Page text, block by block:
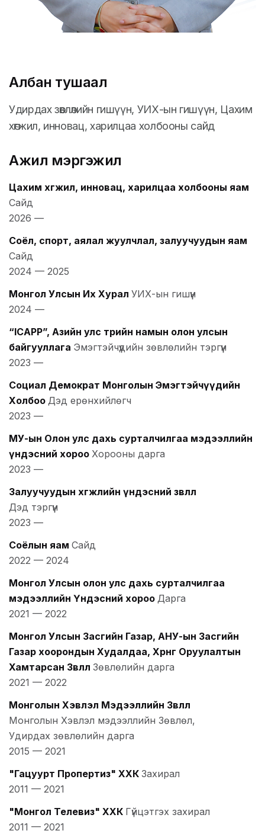
Албан тушаал
Удирдах зөвлөлийн гишүүн, УИХ-ын гишүүн, Цахим
хөгжил, инновац, харилцаа холбооны сайд
Ажил мэргэжил
Цахим хөгжил, инновац, харилцаа холбооны яам
Сайд
2026 —
Соёл, спорт, аялал жуулчлал, залуучуудын яам
Сайд
2024 — 2025
Монгол Улсын Их Хурал УИХ-ын гишүүн
2024 —
“ICAPP”, Азийн улс төрийн намын олон улсын
байгууллага Эмэгтэйчүүдийн зөвлөлийн тэргүүн
2023 —
Социал Демократ Монголын Эмэгтэйчүүдийн
Холбоо Дэд ерөнхийлөгч
2023 —
МУ-ын Олон улс дахь сурталчилгаа мэдээллийн
үндэсний хороо Хорооны дарга
2023 —
Залуучуудын хөгжлийн үндэсний зөвлөл
Дэд тэргүүн
2023 —
Соёлын яам Сайд
2022 — 2024
Монгол Улсын олон улс дахь сурталчилгаа
мэдээллийн Үндэсний хороо Дарга
2021 — 2022
Монгол Улсын Засгийн Газар, АНУ-ын Засгийн
Газар хоорондын Худалдаа, Хөрөнгө Оруулалтын
Хамтарсан Зөвлөл Зөвлөлийн дарга
2021 — 2022
Монголын Хэвлэл Мэдээллийн Зөвлөл
Монголын Хэвлэл мэдээллийн Зөвлөл,
Удирдах зөвлөлийн дарга
2015 — 2021
"Гацуурт Пропертиз" ХХК Захирал
2011 — 2021
"Монгол Телевиз" ХХК Гүйцэтгэх захирал
2011 — 2021